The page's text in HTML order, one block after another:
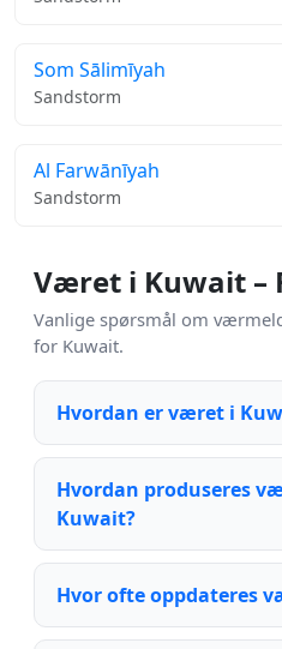
Som Sālimīyah
Sandstorm
Al Farwānīyah
Sandstorm
Været i Kuwait –
Vanlige spørsmål om
for Kuwait.
Hvordan er været i
Hvordan produseres
Kuwait?
Hvor ofte oppdateres